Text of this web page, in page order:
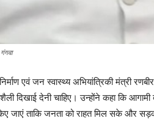
एवं जन स्वास्थ्य अभियांत्रिकी मंत्री
दिखाई देनी चाहिए। उन्होंने कहा कि
जाएं ताकि जनता को राहत मिल सके और